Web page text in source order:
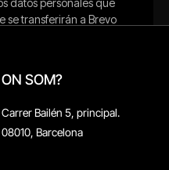
ON SOM?
Carrer Bailén 5, principal.
08010, Barcelona